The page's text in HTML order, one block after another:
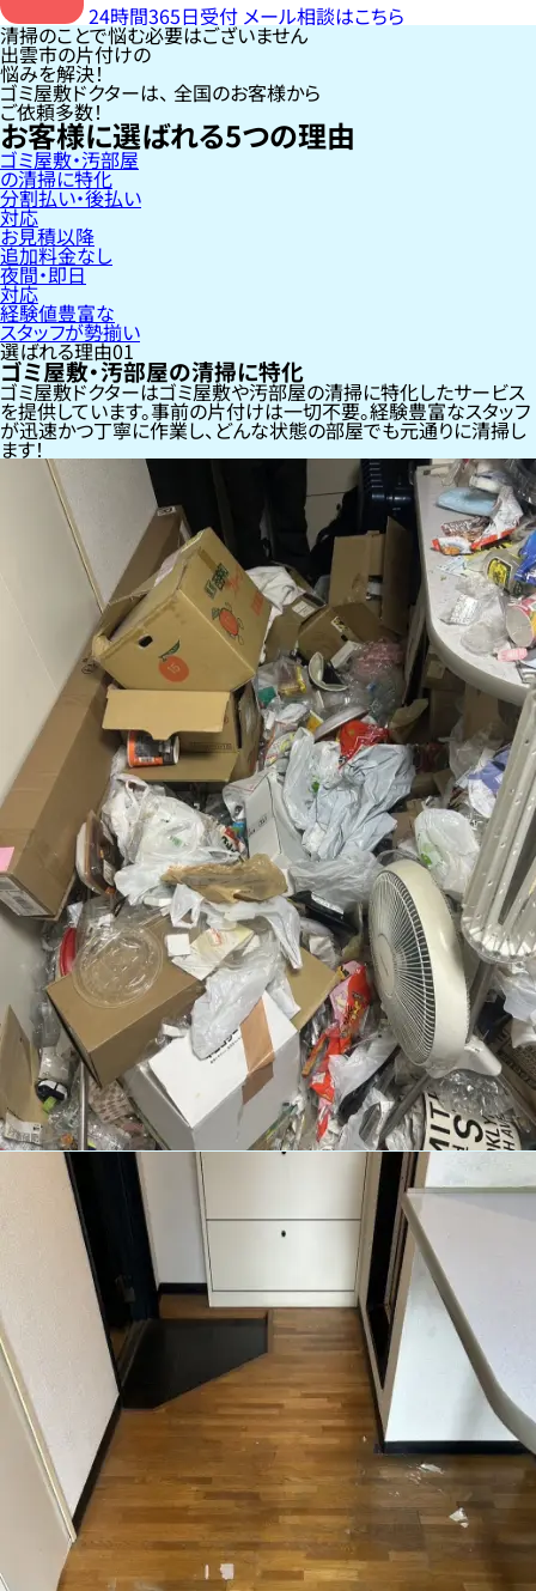
24時間365日受付 メール相談はこちら
清掃のことで悩む必要はございません
出雲市の片付けの
悩みを解決！
ゴミ屋敷ドクターは、 全国のお客様から
ご依頼多数！
お客様に選ばれる5つの理由
ゴミ屋敷・汚部屋
の清掃に特化
分割払い・後払い
対応
お見積以降
追加料金なし
夜間・即日
対応
経験値豊富な
スタッフが勢揃い
選ばれる理由01
ゴミ屋敷・汚部屋の清掃に特化
ゴミ屋敷ドクターはゴミ屋敷や汚部屋の清掃に特化したサービス
を提供しています。事前の片付けは一切不要。経験豊富なスタッフ
が迅速かつ丁寧に作業し、どんな状態の部屋でも元通りに清掃し
ます！